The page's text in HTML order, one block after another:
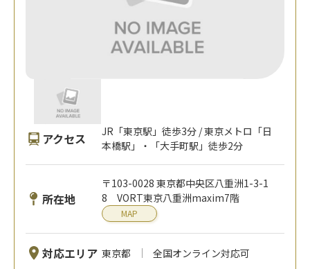
アクセス
JR「東京駅」徒歩3分 / 東京メトロ「日
本橋駅」・「大手町駅」徒歩2分
所在地
〒103-0028 東京都中央区八重洲1-3-1
8 VORT東京八重洲maxim7階
MAP
対応エリア 東京都 全国オンライン対応可